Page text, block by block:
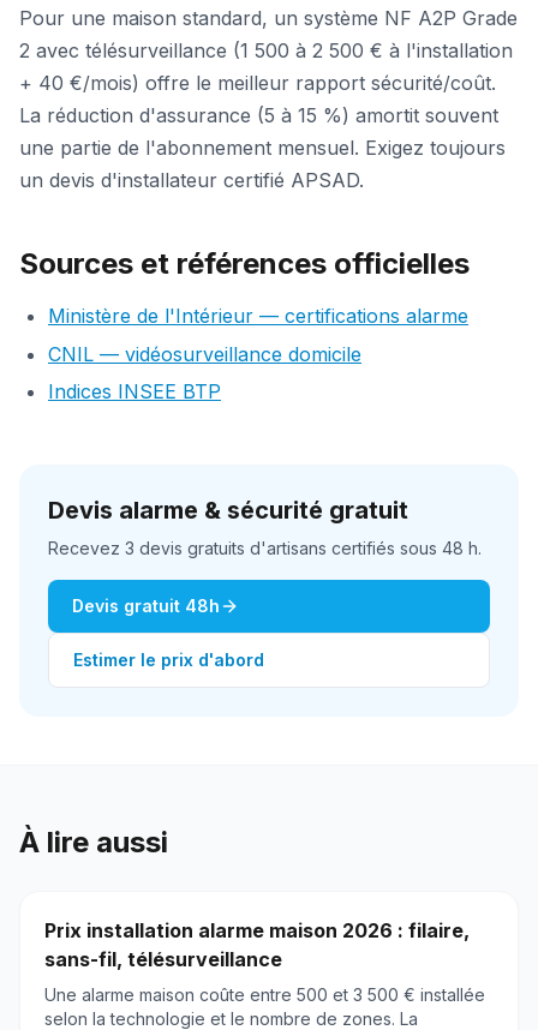
Pour une maison standard, un système NF A2P Grade
2 avec télésurveillance (1 500 à 2 500 € à l'installation
+ 40 €/mois) offre le meilleur rapport sécurité/coût.
La réduction d'assurance (5 à 15 %) amortit souvent
une partie de l'abonnement mensuel. Exigez toujours
un devis d'installateur certifié APSAD.
Sources et références officielles
Ministère de l'Intérieur — certifications alarme
CNIL — vidéosurveillance domicile
Indices INSEE BTP
Devis alarme & sécurité gratuit
Recevez 3 devis gratuits d'artisans certifiés sous 48 h.
Devis gratuit 48h
Estimer le prix d'abord
À lire aussi
Prix installation alarme maison 2026 : filaire,
sans-fil, télésurveillance
Une alarme maison coûte entre 500 et 3 500 € installée
selon la technologie et le nombre de zones. La